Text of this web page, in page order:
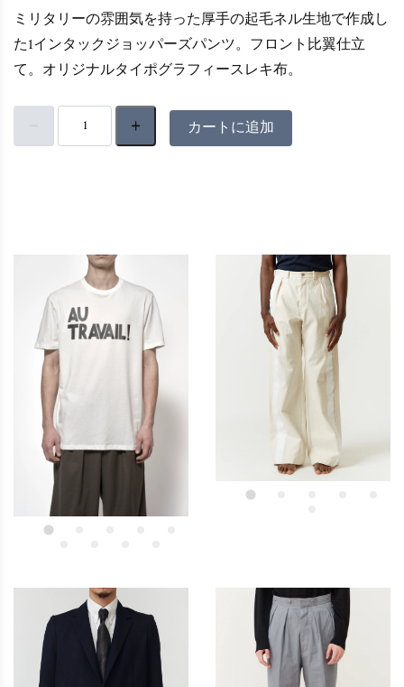
ミリタリーの雰囲気を持った厚手の起毛ネル生地で作成し
た1インタックジョッパーズパンツ。フロント比翼仕立
て。オリジナルタイポグラフィースレキ布。
カートに追加